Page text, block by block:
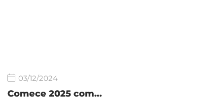
03/12/2024
Comece 2025 com…